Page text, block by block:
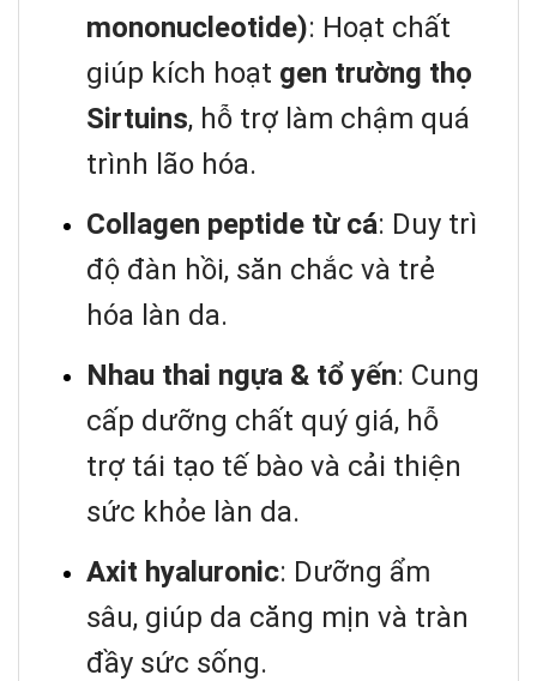
mononucleotide): Hoạt chất
giúp kích hoạt gen trường thọ
Sirtuins, hỗ trợ làm chậm quá
trình lão hóa.
Collagen peptide từ cá: Duy trì
độ đàn hồi, săn chắc và trẻ
hóa làn da.
Nhau thai ngựa & tổ yến: Cung
cấp dưỡng chất quý giá, hỗ
trợ tái tạo tế bào và cải thiện
sức khỏe làn da.
Axit hyaluronic: Dưỡng ẩm
sâu, giúp da căng mịn và tràn
đầy sức sống.